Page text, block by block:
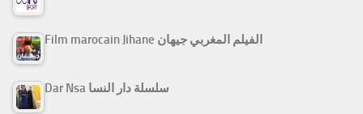
Film marocain Jihane الفيلم المغربي جيهان
Dar Nsa سلسلة دار النسا